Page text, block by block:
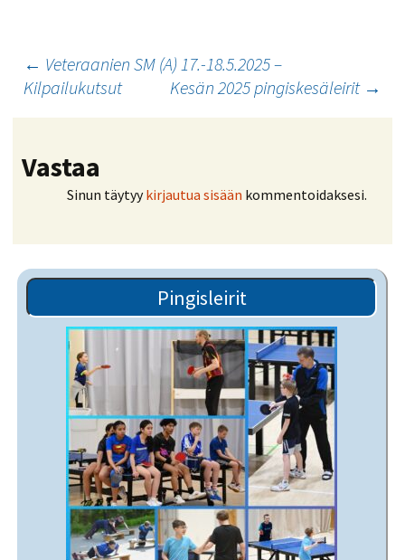
Artikkelien
selaus
← Veteraanien SM (A) 17.-18.5.2025 –
Kilpailukutsut
Kesän 2025 pingiskesäleirit →
Vastaa
Sinun täytyykirjautua sisään kommentoidaksesi.
Pingisleirit